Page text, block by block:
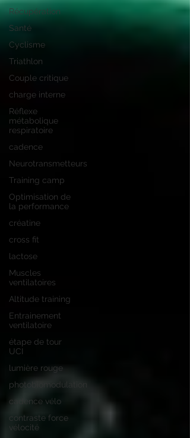
Récupération
Santé
Cyclisme
Triathlon
Couple critique
charge interne
Réflexe
métabolique
respiratoire
cadence
Neurotransmetteurs
Training camp
Optimisation de
la performance
créatine
cross fit
lactose
Muscles
ventilatoires
Altitude training
Entrainement
ventilatoire
étape de tour
UCI
lumière rouge
photobiomodulation
cadence vélo
contraste force
vélocité